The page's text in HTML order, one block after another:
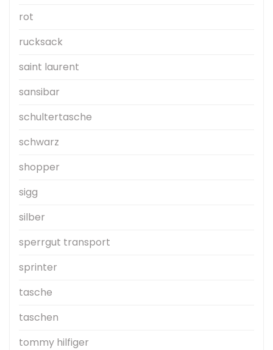
rot
rucksack
saint laurent
sansibar
schultertasche
schwarz
shopper
sigg
silber
sperrgut transport
sprinter
tasche
taschen
tommy hilfiger